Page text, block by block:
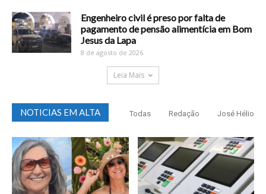
Engenheiro civil é preso por falta de
pagamento de pensão alimentícia em Bom
Jesus da Lapa
8 de agosto de 2026
Leia Mais
NOTICIAS EM ALTA Todas Redação José Hélio